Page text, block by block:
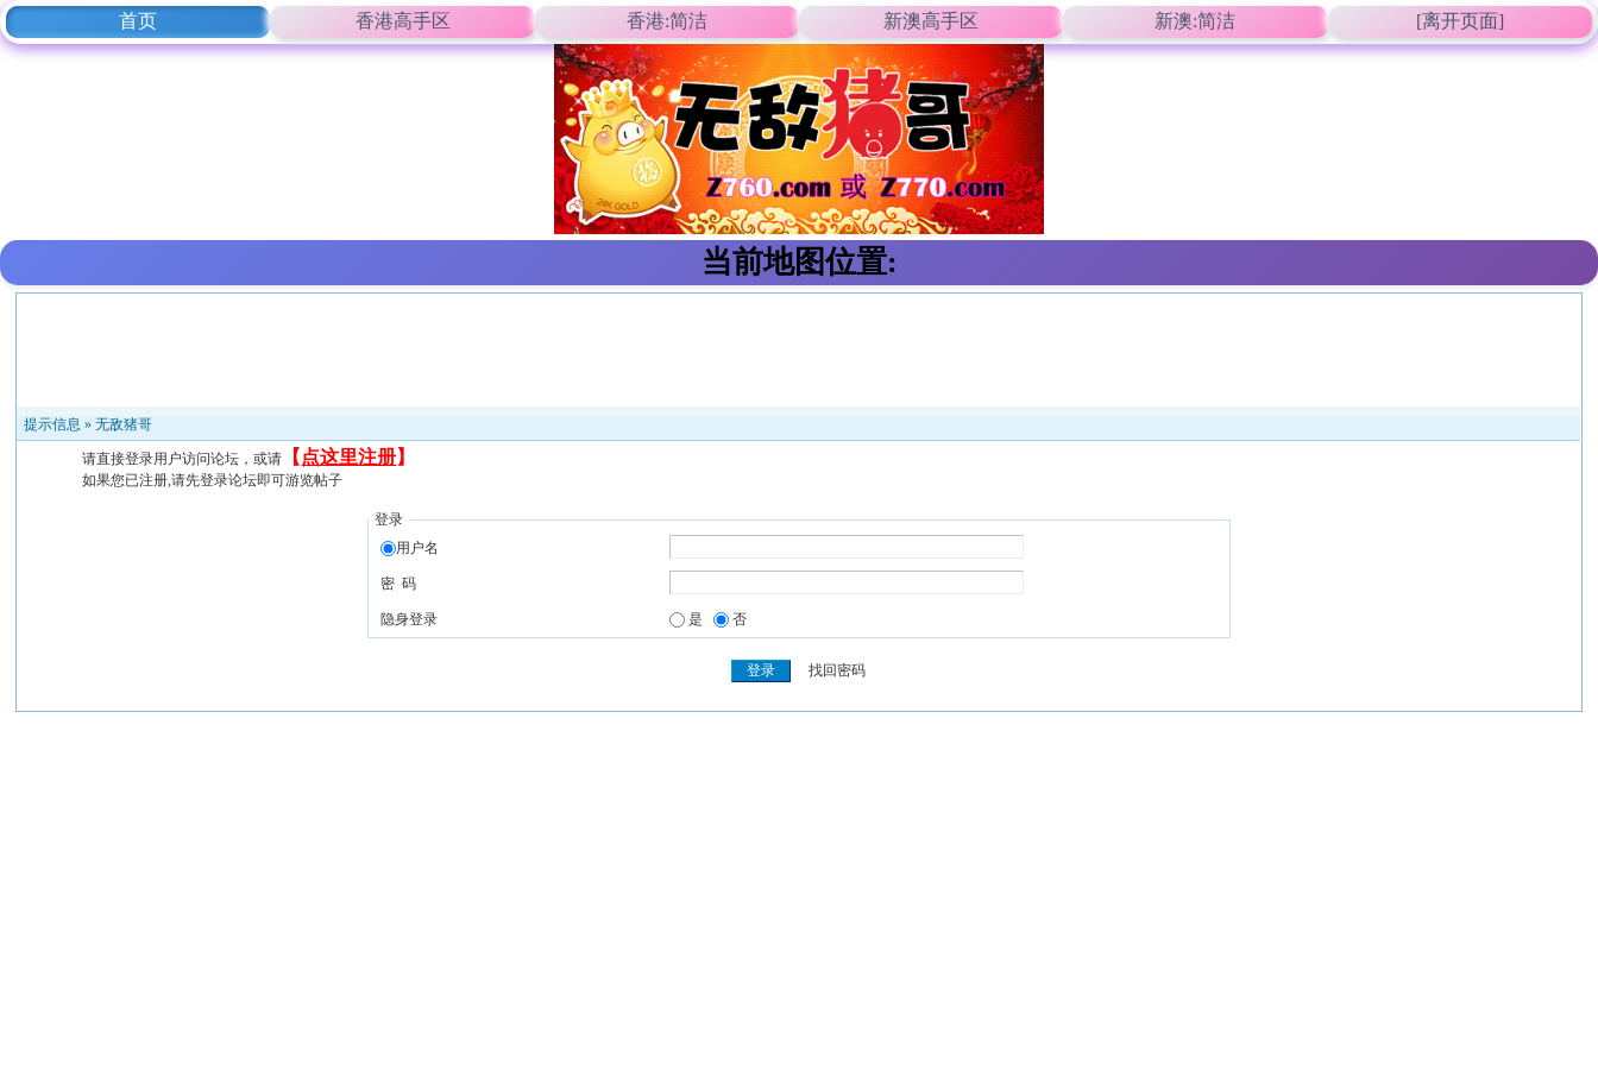
首页 香港高手区 香港:简洁 新澳高手区 新澳:简洁 [离开页面]
当前地图位置:
提示信息 »无敌猪哥
请直接登录用户访问论坛，或请 【 点这里注册】
如果您已注册,请先登录论坛即可游览帖子
登录
用户名
密 码
隐身登录 是 否
找回密码